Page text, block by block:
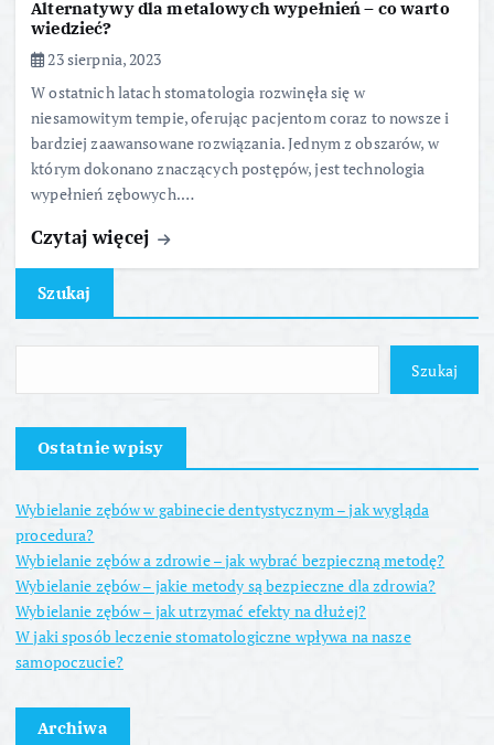
Alternatywy dla metalowych wypełnień – co warto
wiedzieć?
23 sierpnia, 2023
W ostatnich latach stomatologia rozwinęła się w
niesamowitym tempie, oferując pacjentom coraz to nowsze i
bardziej zaawansowane rozwiązania. Jednym z obszarów, w
którym dokonano znaczących postępów, jest technologia
wypełnień zębowych.…
Czytaj więcej
Szukaj
Szukaj
Ostatnie wpisy
Wybielanie zębów w gabinecie dentystycznym – jak wygląda
procedura?
Wybielanie zębów a zdrowie – jak wybrać bezpieczną metodę?
Wybielanie zębów – jakie metody są bezpieczne dla zdrowia?
Wybielanie zębów – jak utrzymać efekty na dłużej?
W jaki sposób leczenie stomatologiczne wpływa na nasze
samopoczucie?
Archiwa